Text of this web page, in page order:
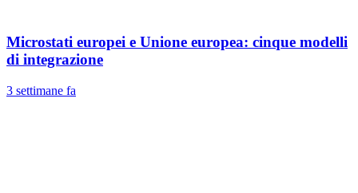
Microstati europei e Unione europea: cinque modelli
di integrazione
3 settimane fa